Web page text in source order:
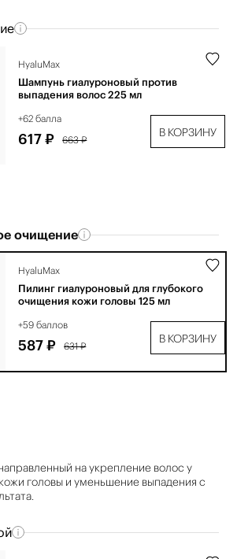
HyaluMax
Шампунь гиалуроновый против
выпадения волос 225 мл
+62 балла
617 ₽ 663 ₽
В КОРЗИНУ
очищение
HyaluMax
Пилинг гиалуроновый для глубокого
очищения кожи головы 125 мл
+59 баллов
587 ₽ 631 ₽
В КОРЗИНУ
на укрепление волос у
головы и уменьшение выпадения с